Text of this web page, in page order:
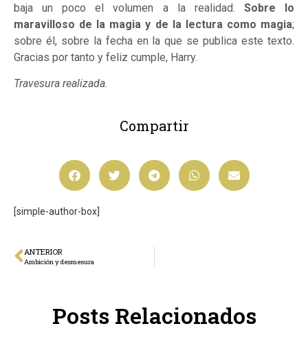
baja un poco el volumen a la realidad. Sobre lo
maravilloso de la magia y de la lectura como magia;
sobre él, sobre la fecha en la que se publica este texto.
Gracias por tanto y feliz cumple, Harry.
Travesura realizada.
Compartir
[simple-author-box]
ANTERIOR
Ambición y desmesura
Posts Relacionados